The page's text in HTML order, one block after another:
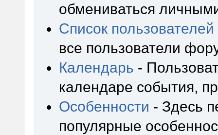
обмениваться
Список пользователей
все пользователи
Календарь -
календаре события,
Особенности - Здесь
популярные